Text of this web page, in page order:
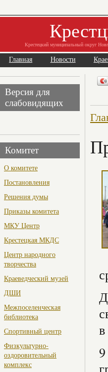
Крестецкий муниципальный округ
Главная Новости
Версия для
слабовидящих
Комитет
О комитете
Постановления
Решения думы
Приказы комитета
МКУ Центр
Крестецкая МКДС
Центр народного
творчества
Краеведческий музей
ДШИ
Межпоселенческая
библиотека
Спортивный центр
Физкультурно-
оздоровительный
комплекс